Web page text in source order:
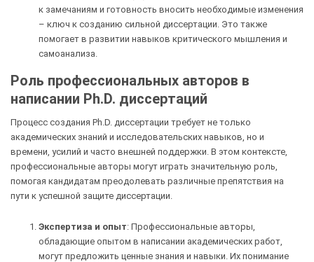
к замечаниям и готовность вносить необходимые изменения
– ключ к созданию сильной диссертации. Это также
помогает в развитии навыков критического мышления и
самоанализа.
Роль профессиональных авторов в
написании Ph.D. диссертаций
Процесс создания Ph.D. диссертации требует не только
академических знаний и исследовательских навыков, но и
времени, усилий и часто внешней поддержки. В этом контексте,
профессиональные авторы могут играть значительную роль,
помогая кандидатам преодолевать различные препятствия на
пути к успешной защите диссертации.
Экспертиза и опыт: Профессиональные авторы,
обладающие опытом в написании академических работ,
могут предложить ценные знания и навыки. Их понимание